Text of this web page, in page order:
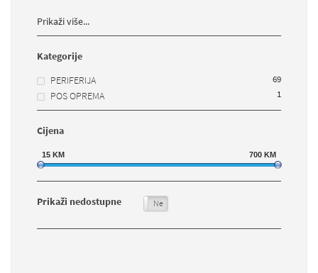
Prikaži više...
Kategorije
PERIFERIJA
69
POS OPREMA 1
Cijena
15 KM 700 KM
Prikaži nedostupne Ne